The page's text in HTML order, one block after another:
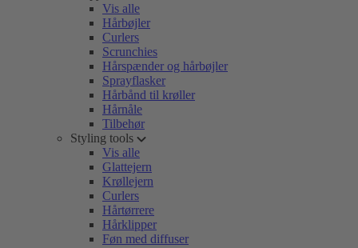
Vis alle
Hårbøjler
Curlers
Scrunchies
Hårspænder og hårbøjler
Sprayflasker
Hårbånd til krøller
Hårnåle
Tilbehør
Styling tools
Vis alle
Glattejern
Krøllejern
Curlers
Hårtørrere
Hårklipper
Føn med diffuser